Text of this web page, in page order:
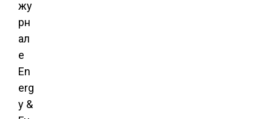
жу
рн
ал
е
En
erg
y &